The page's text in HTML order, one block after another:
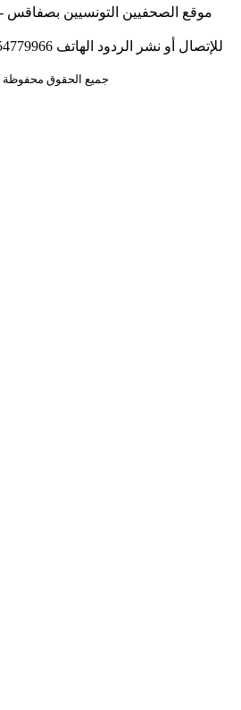
موقع الصحفيين التونسيين بصفاقس
جميع الحقوق محفوظة